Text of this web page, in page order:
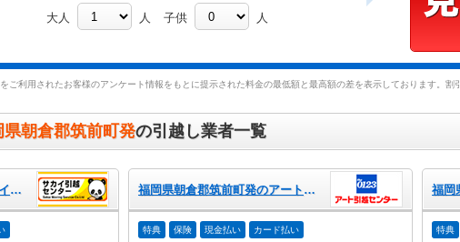
大人 人 子供 人
ご利用されたお客様のアンケート情報をもとに提示された料金の最低額と最高額の差を表示しております。
県朝倉郡筑前町発の引越し業者一覧
福岡県朝倉郡筑前町発のサカイ引越センター 福岡県朝倉郡筑前町発のアート引越センター
特典 保険 現金払い カード払い 特典